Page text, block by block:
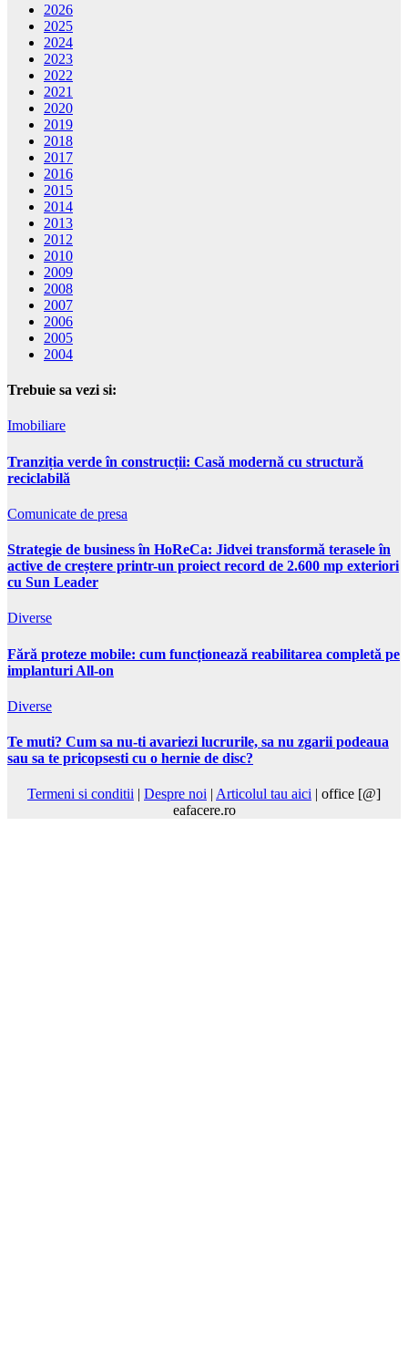
2026
2025
2024
2023
2022
2021
2020
2019
2018
2017
2016
2015
2014
2013
2012
2010
2009
2008
2007
2006
2005
2004
Trebuie sa vezi si:
Imobiliare
Tranziția verde în construcții: Casă modernă cu structură
reciclabilă
Comunicate de presa
Strategie de business în HoReCa: Jidvei transformă terasele în
active de creștere printr-un proiect record de 2.600 mp exteriori
cu Sun Leader
Diverse
Fără proteze mobile: cum funcționează reabilitarea completă pe
implanturi All-on
Diverse
Te muti? Cum sa nu-ti avariezi lucrurile, sa nu zgarii podeaua
sau sa te pricopsesti cu o hernie de disc?
Termeni si conditii Despre noi Articolul tau aici | office [@]
eafacere.ro